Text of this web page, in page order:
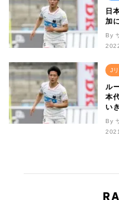
日
加
By
J
ル
本
い
By